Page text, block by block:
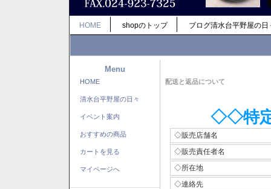
HOME shopのトップ ブログ清水台平野屋の日
Menu
HOME
清水台平野屋の日々
イベント案内
おすすめの商品
カートを見る
マイページへ
配送と返品について
◇◇特
◇販売店舗名
◇販売責任者名
◇所在地
◇連絡先